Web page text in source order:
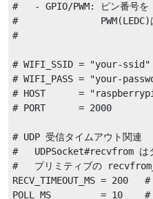
#   - GPIO/PWM: ピン番号を
#               PWM(LEDC)は
#
# WIFI_SSID = "your-ssid"
# WIFI_PASS = "your-
# HOST      =
# PORT      = 2000
# UDP 受信タイムアウト関連
#   UDPSocket#recvfrom はタ
#   プリミティブの
RECV_TIMEOUT_MS = 200
POLL_MS         = 10    #